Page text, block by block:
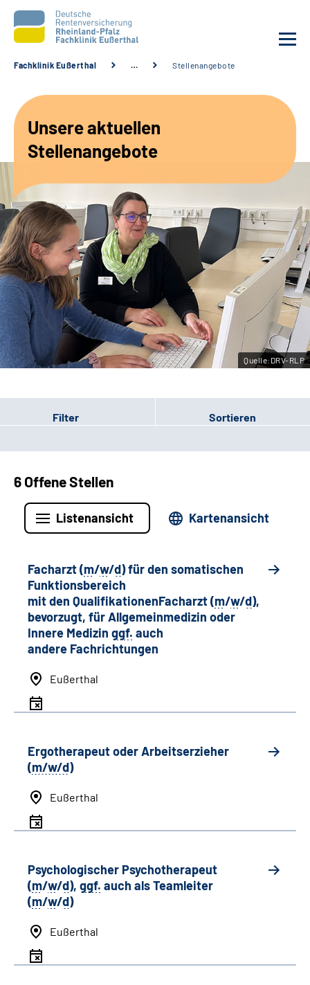
Unsere Angebote
Karriere
Beratungsstellen &
Zuweisende
Suche
Leichte Sprache
Gebärdensprache
Fachklinik Eußerthal … Stellenangebote
Unsere aktuellen
Stellenangebote
Quelle:DRV-RLP
Filter Sortieren
6 Offene Stellen
Listenansicht Kartenansicht
Facharzt (m/w/d) für den somatischen
Funktionsbereich
mit den QualifikationenFacharzt (m/w/d),
bevorzugt, für Allgemeinmedizin oder
Innere Medizin ggf. auch
andere Fachrichtungen
Eußerthal
Ergotherapeut oder Arbeitserzieher
(m/w/d)
Eußerthal
Psychologischer Psychotherapeut
(m/w/d), ggf. auch alsTeamleiter
(m/w/d)
Eußerthal